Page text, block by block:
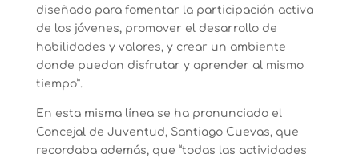
diseñado para fomentar la participación activa
de los jóvenes, promover el desarrollo de
habilidades y valores, y crear un ambiente
donde puedan disfrutar y aprender al mismo
tiempo”.
En esta misma línea se ha pronunciado el
Concejal de Juventud, Santiago Cuevas, que
recordaba además, que “todas las actividades